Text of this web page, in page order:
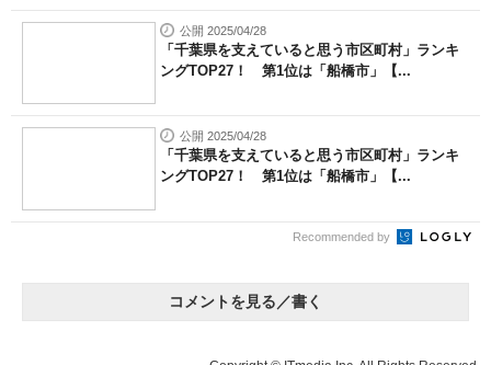
公開 2025/04/28
「千葉県を支えていると思う市区町村」ランキ
ングTOP27！ 第1位は「船橋市」【...
公開 2025/04/28
「千葉県を支えていると思う市区町村」ランキ
ングTOP27！ 第1位は「船橋市」【...
Recommended by
コメントを見る／書く